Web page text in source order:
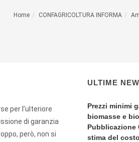
Home CONFAGRICOLTURA INFORMA
per l’ulteriore
di garanzia
però, non si
ULTIME
Prezzi minimi
biomasse e
Pubblicazione
stima del